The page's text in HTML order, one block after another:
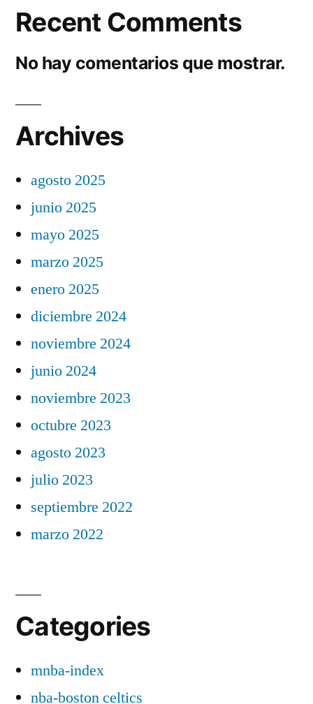
Recent Comments
No hay comentarios que mostrar.
Archives
agosto 2025
junio 2025
mayo 2025
marzo 2025
enero 2025
diciembre 2024
noviembre 2024
junio 2024
noviembre 2023
octubre 2023
agosto 2023
julio 2023
septiembre 2022
marzo 2022
Categories
mnba-index
nba-boston celtics